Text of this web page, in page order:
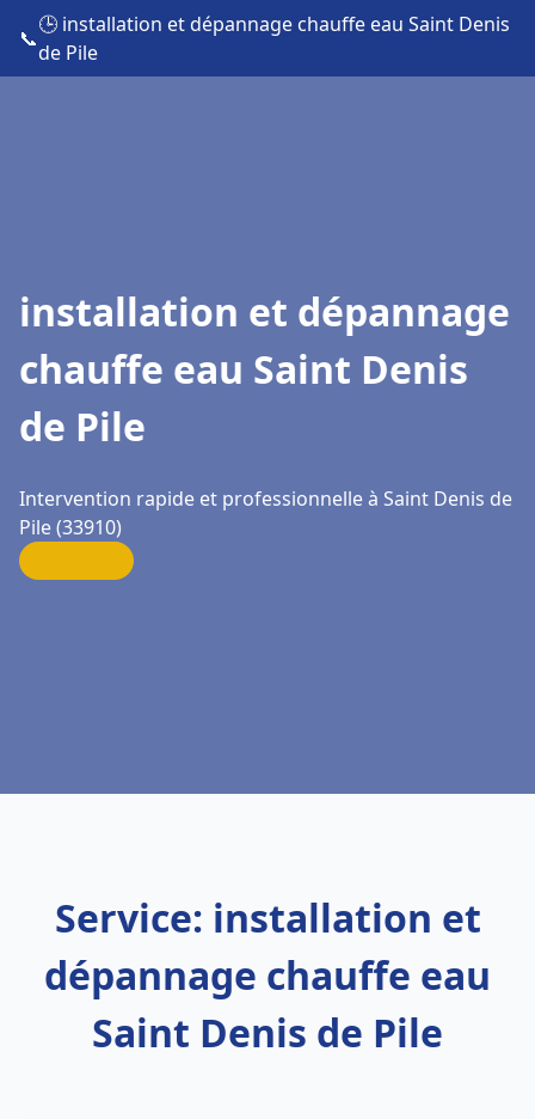
📞
🕒 installation et dépannage chauffe eau Saint Denis
de Pile
installation et dépannage
chauffe eau Saint Denis
de Pile
Intervention rapide et professionnelle à Saint Denis de
Pile (33910)
Service: installation et
dépannage chauffe eau
Saint Denis de Pile